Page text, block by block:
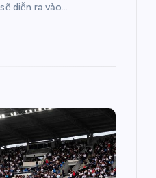
diễn ra vào…